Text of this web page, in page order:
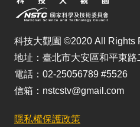
科技大觀園 ©2020 All Rights
地址：臺北市大安區和平東
電話：02-25056789 #5526
信箱：nstcstv@gmail.com
隱私權保護政策